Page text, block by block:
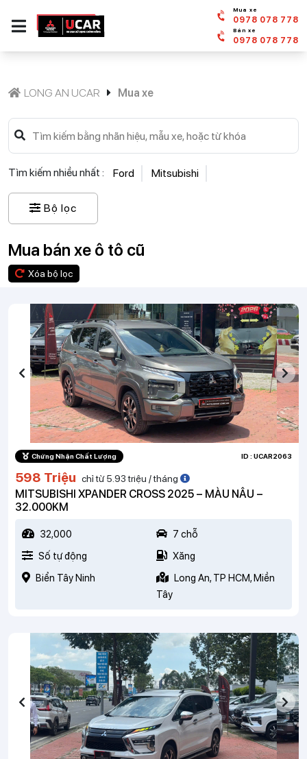
Mua xe
0978 078 778
Bán xe
0978 078 778
LONG AN UCAR Mua xe
Tìm kiếm nhiều nhất : Ford Mitsubishi
Bộ lọc
Mua bán xe ô tô cũ
Xóa bộ lọc
Chứng Nhận Chất Lượng ID : UCAR2063
598 Triệu chỉ từ 5.93 triệu / tháng
MITSUBISHI XPANDER CROSS 2025 – MÀU NÂU –
32.000KM
32,000
7 chỗ
Số tự động
Xăng
Biển Tây Ninh
Long An, TP HCM, Miền
Tây